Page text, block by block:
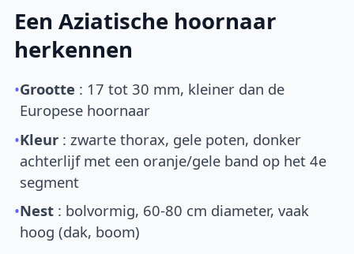
Een Aziatische hoornaar
herkennen
•Grootte : 17 tot 30 mm, kleiner dan de
Europese hoornaar
•Kleur : zwarte thorax, gele poten, donker
achterlijf met een oranje/gele band op het 4e
segment
•Nest : bolvormig, 60-80 cm diameter, vaak
hoog (dak, boom)